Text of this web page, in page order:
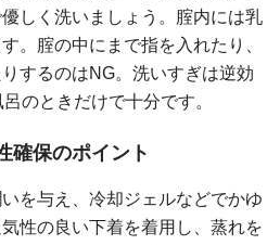
しく洗いましょう。腟内には乳
。腟の中にまで指を入れたり、
するのはNG。洗いすぎは逆効
のときだけで十分です。
確保のポイント
を与え、冷却ジェルなどでかゆ
性の良い下着を着用し、蒸れを